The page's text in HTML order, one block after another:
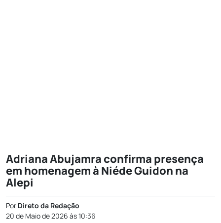
Adriana Abujamra confirma presença
em homenagem à Niéde Guidon na
Alepi
Por Direto da Redação
20 de Maio de 2026 às 10:36